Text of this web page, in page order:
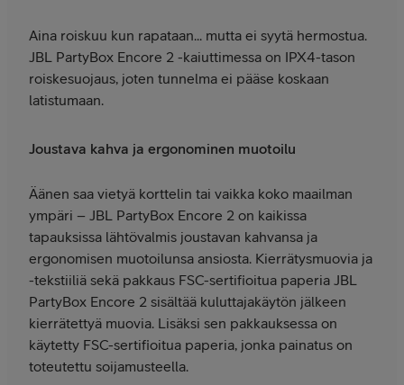
Aina roiskuu kun rapataan... mutta ei syytä hermostua.
JBL PartyBox Encore 2 -kaiuttimessa on IPX4-tason
roiskesuojaus, joten tunnelma ei pääse koskaan
latistumaan.
Joustava kahva ja ergonominen muotoilu
Äänen saa vietyä korttelin tai vaikka koko maailman
ympäri – JBL PartyBox Encore 2 on kaikissa
tapauksissa lähtövalmis joustavan kahvansa ja
ergonomisen muotoilunsa ansiosta. Kierrätysmuovia ja
-tekstiiliä sekä pakkaus FSC-sertifioitua paperia JBL
PartyBox Encore 2 sisältää kuluttajakäytön jälkeen
kierrätettyä muovia. Lisäksi sen pakkauksessa on
käytetty FSC-sertifioitua paperia, jonka painatus on
toteutettu soijamusteella.